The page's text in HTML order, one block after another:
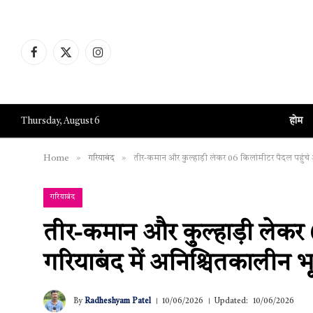
Facebook
X
Instagram
Thursday, August 6 होम
Home » गरियाबंद » तीर-कमान और कुल्हाड़ी लेकर 06 किलोमीटर पैदल पहुंचे
गरियाबंद
तीर-कमान और कुल्हाड़ी
गरियाबंद में
By Radheshyam Patel 10/06/2026 Updated: 10/06/2026